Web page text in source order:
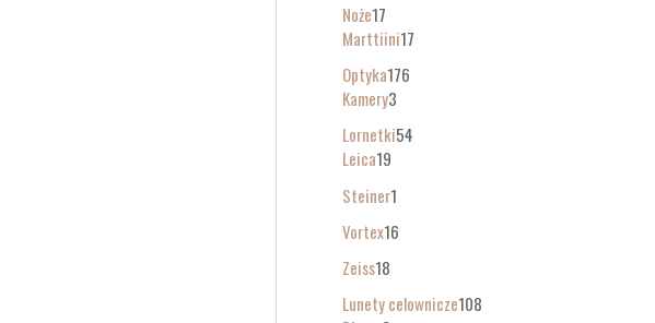
Noże17
Marttiini17
Optyka176
Kamery3
Lornetki54
Leica19
Steiner1
Vortex16
Zeiss18
Lunety celownicze108